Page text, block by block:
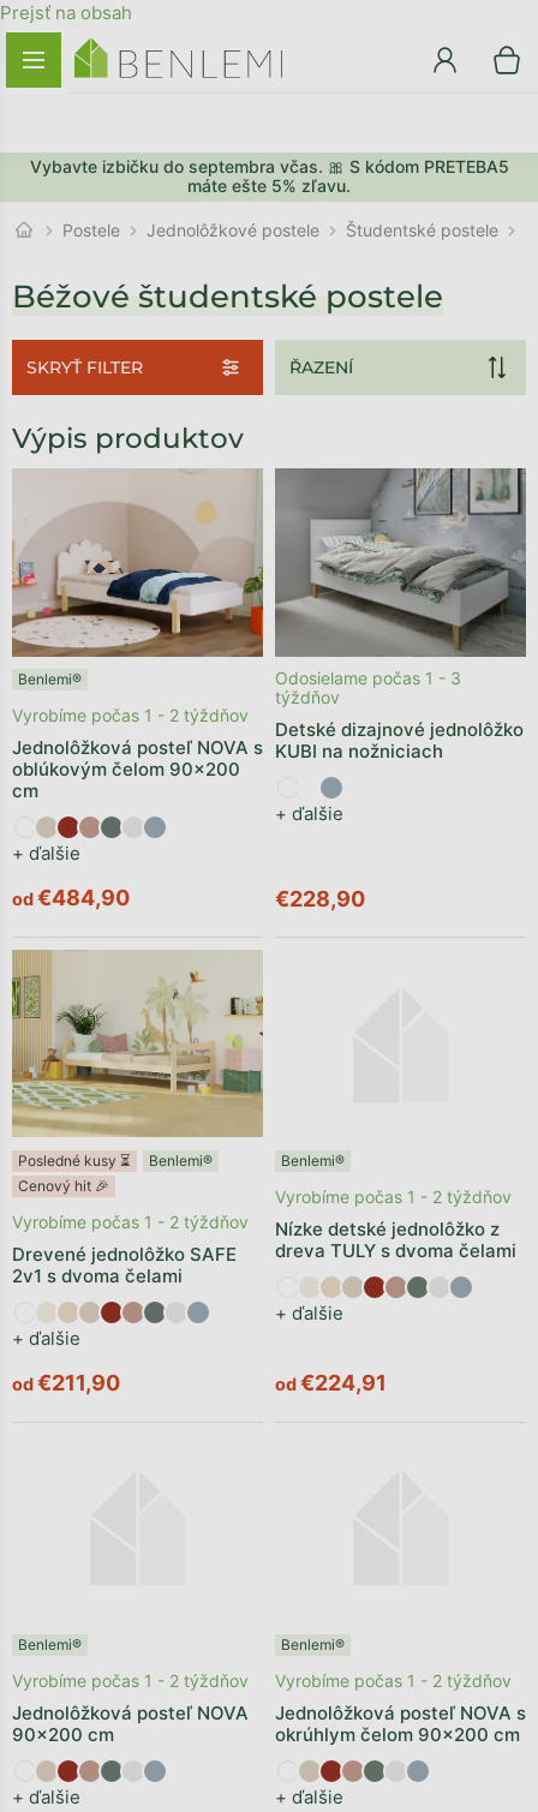
Prejsť na obsah
Vybavte izbičku do septembra včas. 🎀 S kódom PRETEBA5
máte ešte 5% zľavu.
Postele Jednolôžkové postele Študentské postele
Béžové študentské postele
SKRYŤ FILTER
Výpis produktov
Benlemi®
Jednolôžková posteľ NOVA s
oblúkovým čelom 90x200
cm
+ ďalšie
Vyrobíme počas 1 - 2 týždňov
od€484,90
Detské dizajnové jednolôžko
KUBI na nožniciach
+ ďalšie
Odosielame počas 1 - 3
týždňov
€228,90
Posledné kusy ⏳
Benlemi®
Cenový hit 🎉
Drevené jednolôžko SAFE
2v1 s dvoma čelami
+ ďalšie
Vyrobíme počas 1 - 2 týždňov
od€211,90
Benlemi®
Nízke detské jednolôžko z
dreva TULY s dvoma čelami
+ ďalšie
Vyrobíme počas 1 - 2 týždňov
od€224,91
Benlemi®
Jednolôžková posteľ NOVA
90x200 cm
+ ďalšie
Vyrobíme počas 1 - 2 týždňov
Benlemi®
Jednolôžková posteľ NOVA s
okrúhlym čelom 90x200 cm
+ ďalšie
Vyrobíme počas 1 - 2 týždňov